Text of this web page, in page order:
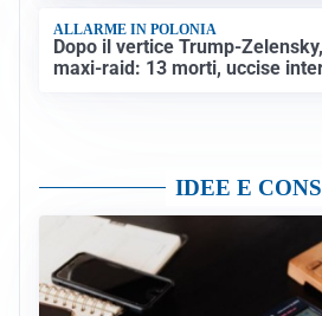
ALLARME IN POLONIA
Dopo il vertice Trump-
maxi-raid: 13 morti, uccise
IDEE E